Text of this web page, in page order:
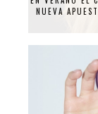
NUEVA